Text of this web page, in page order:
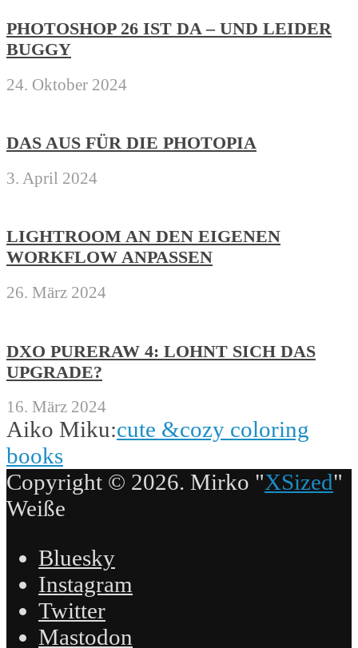
PHOTOSHOP 26 IST DA – UND LEIDER
BUGGY
24. Oktober 2024
DAS AUS FÜR DIE PHOTOPIA
3. April 2024
LIGHTROOM AN DEN EIGENEN
WORKFLOW ANPASSEN
26. März 2024
DXO PURERAW 4: LOHNT SICH DAS
UPGRADE?
16. März 2024
Aiko Miku:cute &cozy coloring
books
Copyright © 2026. Mirko "XSized"
Weiße
Bluesky
Instagram
Twitter
Mastodon